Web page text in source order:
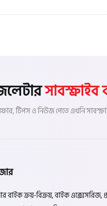
টিপস ও নিউজ পেতে এখনি
বাইক ক্রয়-বিক্রয়, বাইক এক্সেসরিজ,